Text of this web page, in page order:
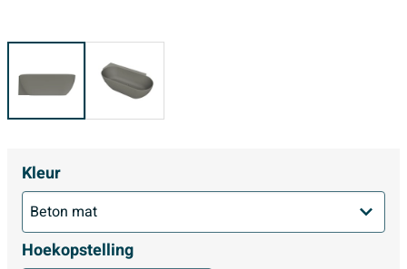
Kleur
Hoekopstelling